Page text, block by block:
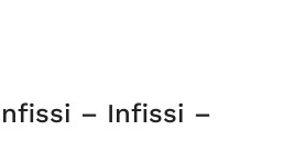
– Infissi –